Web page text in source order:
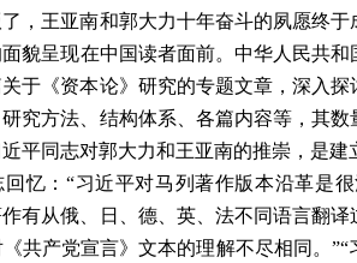
，王亚南和郭大力十年奋斗的夙愿终
貌呈现在中国读者面前。中华人民共
于《资本论》研究的专题文章，深入
究方法、结构体系、各篇内容等，其
平同志对郭大力和王亚南的推崇，是建
回忆：“习近平对马列著作版本沿革是
有从俄、日、德、英、法不同语言翻
共产党宣言》文本的理解不尽相同。